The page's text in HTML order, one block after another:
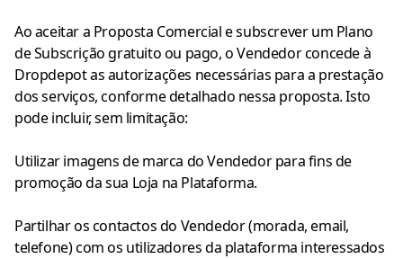
Ao aceitar a Proposta Comercial e subscrever um Plano
de Subscrição gratuito ou pago, o Vendedor concede à
Dropdepot as autorizações necessárias para a prestação
dos serviços, conforme detalhado nessa proposta. Isto
pode incluir, sem limitação:
Utilizar imagens de marca do Vendedor para fins de
promoção da sua Loja na Plataforma.
Partilhar os contactos do Vendedor (morada, email,
telefone) com os utilizadores da plataforma interessados